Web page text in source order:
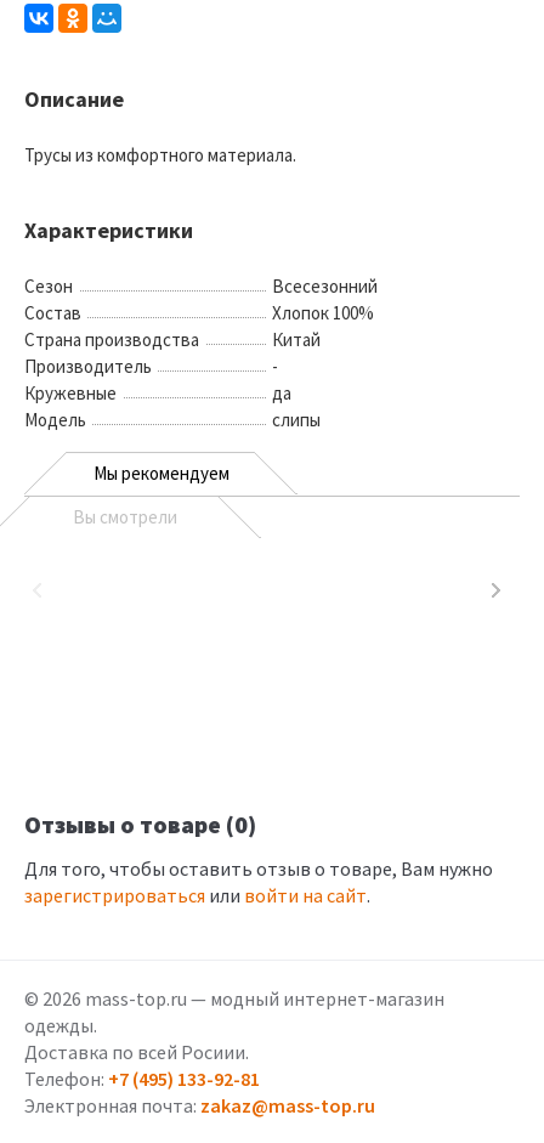
Описание
Трусы из комфортного материала.
Характеристики
Сезон
Всесезонний
Состав
Хлопок 100%
Страна производства
Китай
Производитель
-
Кружевные
да
Модель
слипы
Мы рекомендуем
Вы смотрели
Отзывы о товаре (0)
Для того, чтобы оставить отзыв о товаре, Вам нужно
зарегистрироваться или войти на сайт.
© 2026 mass-top.ru — модный интернет-магазин
одежды.
Доставка по всей Росиии.
Телефон: +7 (495) 133-92-81
Электронная почта: zakaz@mass-top.ru